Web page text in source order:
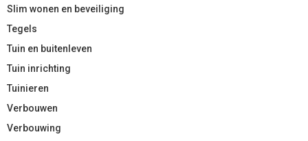
Slim wonen en beveiliging
Tegels
Tuin en buitenleven
Tuin inrichting
Tuinieren
Verbouwen
Verbouwing